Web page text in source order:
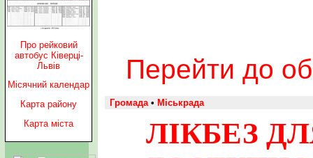
Про рейковий
автобус Ківерці-
Львів
Місячний календар
Карта району
Карта міста
Перейти до
Громада• Міськрада
ЛІКБЕЗ